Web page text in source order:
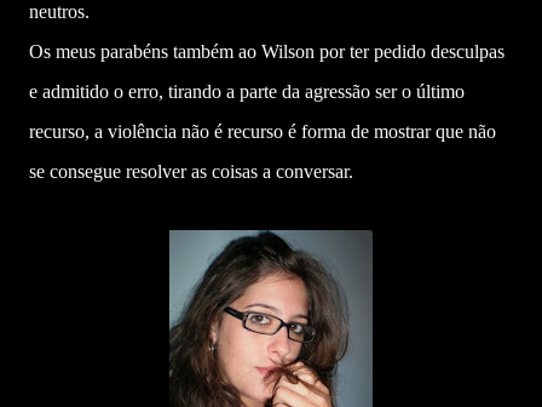
neutros.
Os meus parabéns também ao Wilson por ter pedido desculpas
e admitido o erro, tirando a parte da agressão ser o último
recurso, a violência não é recurso é forma de mostrar que não
se consegue resolver as coisas a conversar.